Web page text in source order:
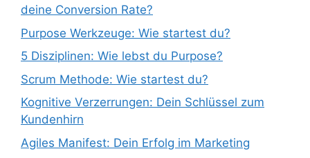
deine Conversion Rate?
Purpose Werkzeuge: Wie startest du?
5 Disziplinen: Wie lebst du Purpose?
Scrum Methode: Wie startest du?
Kognitive Verzerrungen: Dein Schlüssel zum
Kundenhirn
Agiles Manifest: Dein Erfolg im Marketing